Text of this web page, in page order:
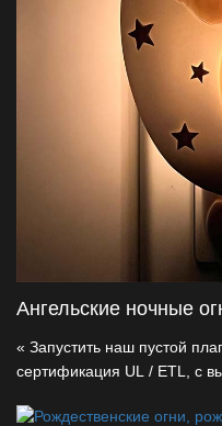
Ангельские ночные
« Запустить наш пустой
сертификация UL / ETL, с
360 °, изготовленную из